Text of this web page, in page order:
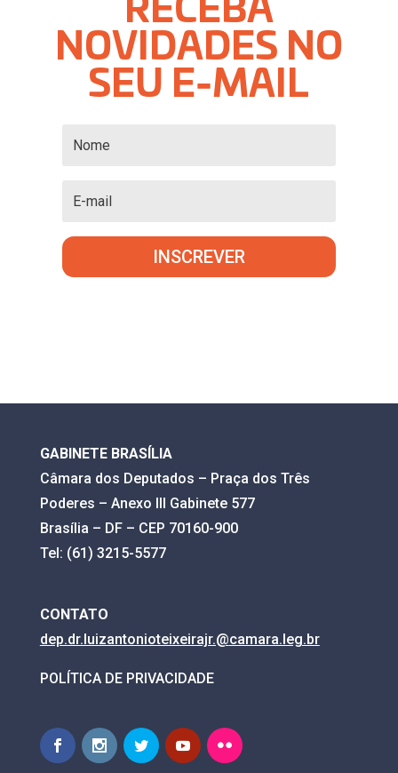
NOVIDADES NO
SEU E-MAIL
INSCREVER
GABINETE BRASÍLIA
Câmara dos Deputados – Praça dos Três
Poderes – Anexo III Gabinete 577
Brasília – DF – CEP 70160-900
Tel: (61) 3215-5577
CONTATO
dep.dr.luizantonioteixeirajr.@camara.leg.br
POLÍTICA DE PRIVACIDADE